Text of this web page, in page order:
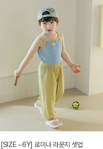
[SIZE ~6Y] 로미나 라운지 셋업